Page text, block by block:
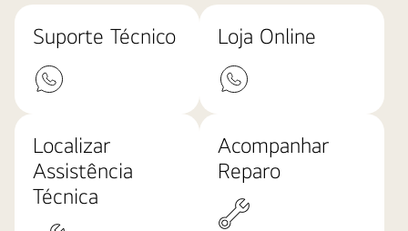
Suporte Técnico Loja Online
Localizar
Assistência
Técnica
Acompanhar
Reparo